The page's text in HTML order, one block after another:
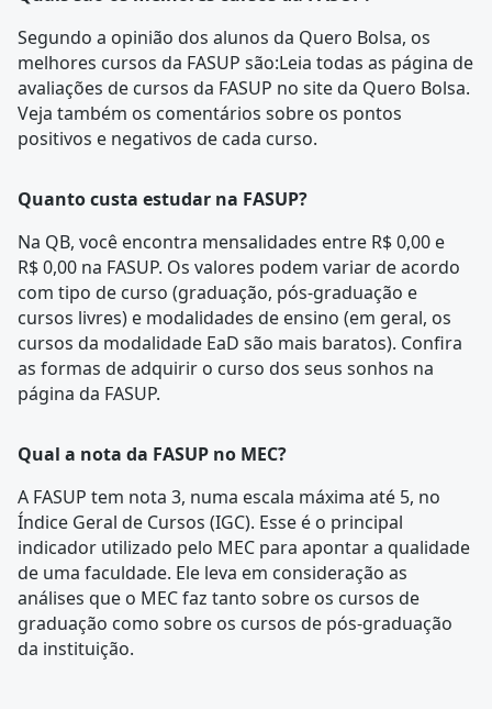
Segundo a opinião dos alunos da Quero Bolsa, os
melhores cursos da FASUP são:Leia todas as página de
avaliações de cursos da FASUP no site da Quero Bolsa.
Veja também os comentários sobre os pontos
positivos e negativos de cada curso.
Quanto custa estudar na FASUP?
Na QB, você encontra mensalidades entre R$ 0,00 e
R$ 0,00 na FASUP. Os valores podem variar de acordo
com tipo de curso (graduação, pós-graduação e
cursos livres) e modalidades de ensino (em geral, os
cursos da modalidade EaD são mais baratos). Confira
as formas de adquirir o curso dos seus sonhos na
página da FASUP.
Qual a nota da FASUP no MEC?
A FASUP tem nota 3, numa escala máxima até 5, no
Índice Geral de Cursos (IGC). Esse é o principal
indicador utilizado pelo MEC para apontar a qualidade
de uma faculdade. Ele leva em consideração as
análises que o MEC faz tanto sobre os cursos de
graduação como sobre os cursos de pós-graduação
da instituição.